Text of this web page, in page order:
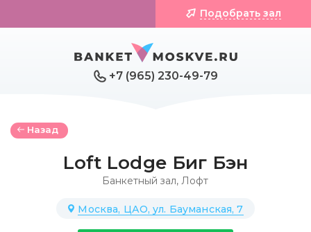
+7 (965) 230-49-79
Подобрать зал
Назад
Loft Lodge Биг Бэн
Банкетный зал, Лофт
Москва, ЦАО, ул. Бауманская, 7